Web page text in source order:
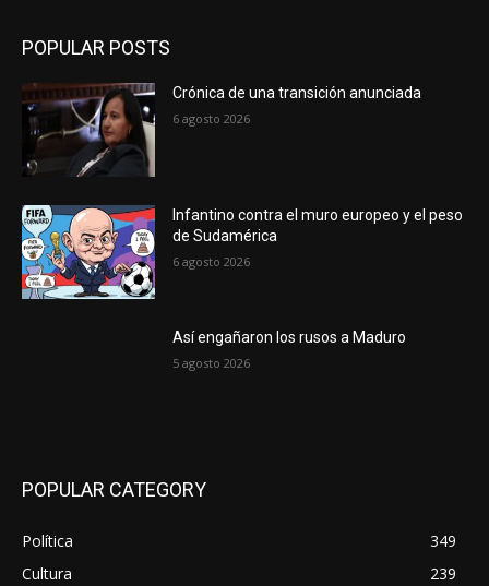
POPULAR POSTS
Crónica de una transición anunciada
6 agosto 2026
Infantino contra el muro europeo y el peso
de Sudamérica
6 agosto 2026
Así engañaron los rusos a Maduro
5 agosto 2026
POPULAR CATEGORY
Política
349
Cultura
239